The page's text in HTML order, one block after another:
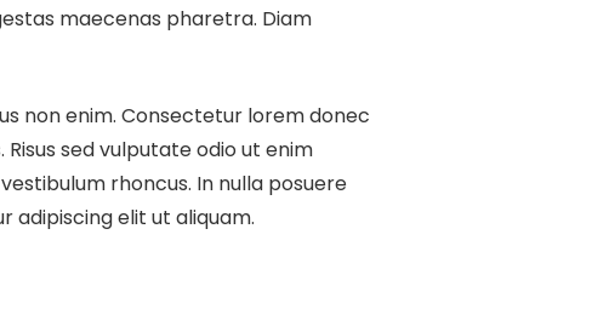
maecenas pharetra. Diam
non enim. Consectetur lorem donec
sed vulputate odio ut enim
rhoncus. In nulla posuere
adipiscing elit ut aliquam.